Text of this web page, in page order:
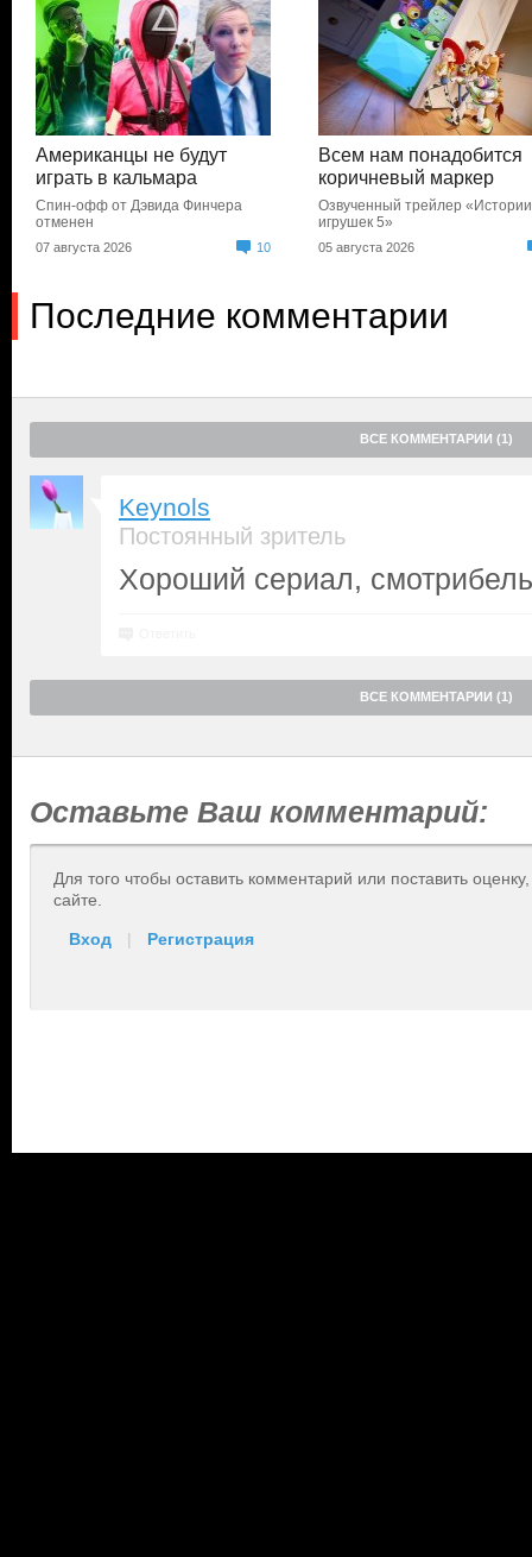
Американцы не будут
играть в кальмара
Спин-офф от Дэвида Финчера
отменен
07 августа 2026 10
Всем нам понадобится
коричневый маркер
Озвученный трейлер «Истории
игрушек 5»
05 августа 2026
Последние комментарии
ВСЕ КОММЕНТАРИИ (1)
Keynols
Постоянный зритель
Хороший сериал,
ВСЕ КОММЕНТАРИИ (1)
Оставьте Ваш комментарий:
Для того чтобы оставить комментарий или поставить
сайте.
Вход | Регистрация